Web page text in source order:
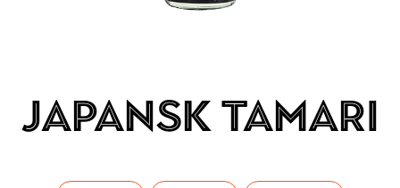
Japansk Tamari